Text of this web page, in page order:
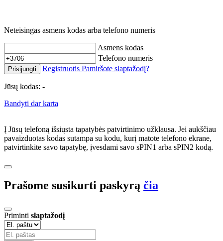
Neteisingas asmens kodas arba telefono numeris
Asmens kodas
Telefono numeris
Prisijungti Registruotis Pamiršote slaptažodį?
Jūsų kodas: -
Bandyti dar karta
Į Jūsų telefoną išsiųsta tapatybės patvirtinimo užklausa. Jei aukščiau
pavaizduotas kodas sutampa su kodu, kurį matote telefono ekrane,
patvirtinkite savo tapatybę, įvesdami savo sPIN1 arba sPIN2 kodą.
Prašome susikurti paskyrą čia
Priminti slaptažodį